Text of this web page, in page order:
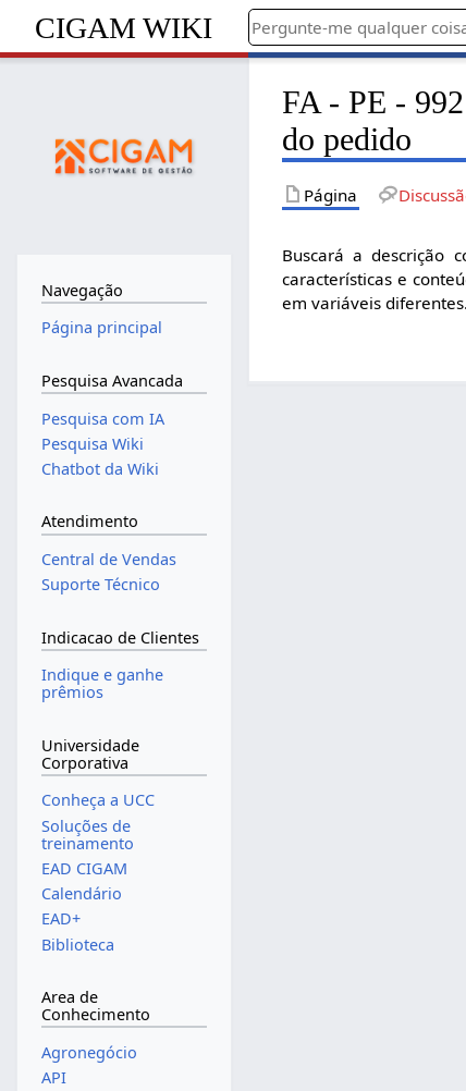
CIGAM WIKI
FA - PE -
do pedido
Página
Buscará a descrição
características e
em variáveis diferentes.
Navegação
Página principal
Pesquisa Avancada
Pesquisa com IA
Pesquisa Wiki
Chatbot da Wiki
Atendimento
Central de Vendas
Suporte Técnico
Indicacao de Clientes
Indique e ganhe
prêmios
Universidade
Corporativa
Conheça a UCC
Soluções de
treinamento
EAD CIGAM
Calendário
EAD+
Biblioteca
Area de
Conhecimento
Agronegócio
API